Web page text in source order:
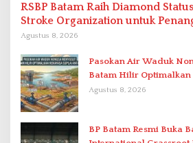
RSBP Batam Raih Diamond
Stroke Organization untuk
Berstandar Internasional
Agustus 8, 2026
Pasokan Air Waduk
Batam Hilir Optimalkan
Antar-IPAM
Agustus 8, 2026
BP Batam Resmi Buka